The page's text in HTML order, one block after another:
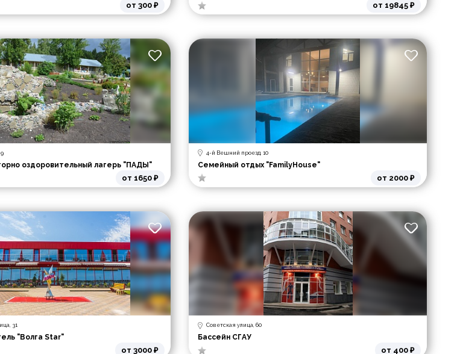
от 300 ₽ от 19845 ₽
оздоровительный лагерь "ПАДЫ"
от 1650 ₽
4-й Вешний проезд, 10
Семейный отдых "FamilyHouse"
от 2000 ₽
31
"Волга Star"
от 3000 ₽
Советская улица, 60
Бассейн СГАУ
от 400 ₽